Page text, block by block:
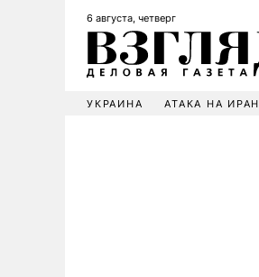
6 августа, четверг
УКРАИНА АТАКА НА ИРАН